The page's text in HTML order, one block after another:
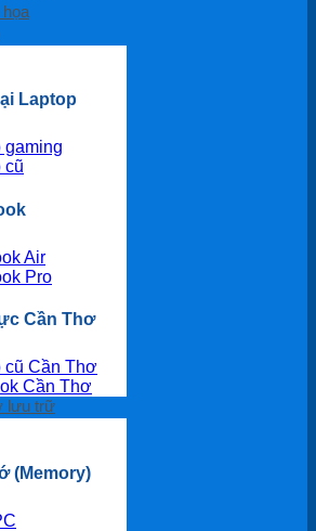
Laptop
gaming
cũ
Air
Pro
Cần Thơ
cũ Cần Thơ
Cần Thơ
lưu trữ
(Memory)